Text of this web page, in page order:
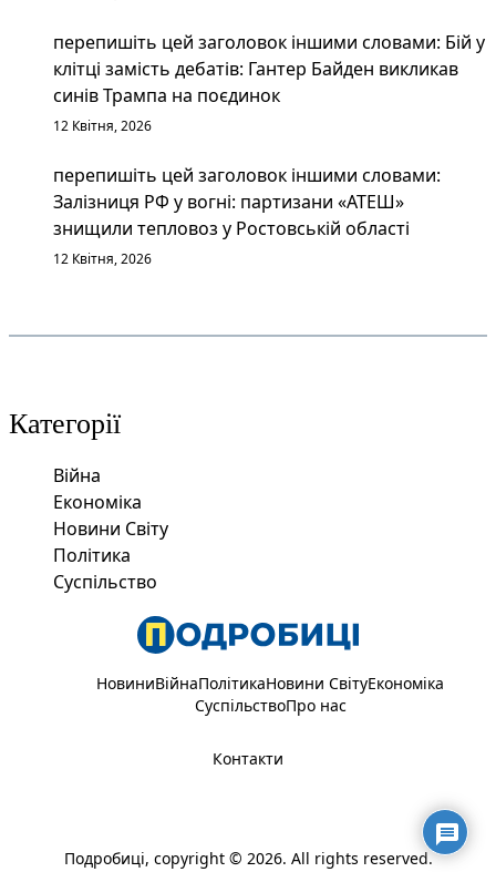
перепишіть цей заголовок іншими словами: Бій у
клітці замість дебатів: Гантер Байден викликав
синів Трампа на поєдинок
12 Квітня, 2026
перепишіть цей заголовок іншими словами:
Залізниця РФ у вогні: партизани «АТЕШ»
знищили тепловоз у Ростовській області
12 Квітня, 2026
Категорії
Війна
Економіка
Новини Світу
Політика
Суспільство
НовиниВійнаПолітикаНовини СвітуЕкономіка
СуспільствоПро нас
Контакти
Подробиці, copyright © 2026. All rights reserved.